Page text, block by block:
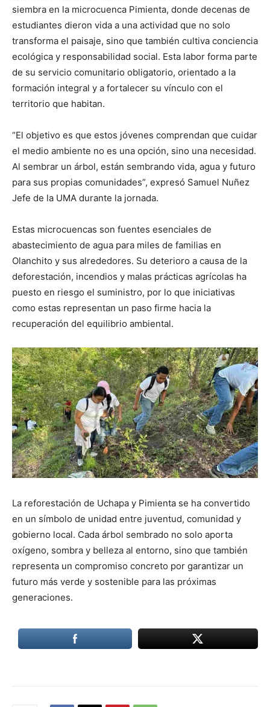
siembra en la microcuenca Pimienta, donde decenas de
estudiantes dieron vida a una actividad que no solo
transforma el paisaje, sino que también cultiva conciencia
ecológica y responsabilidad social. Esta labor forma parte
de su servicio comunitario obligatorio, orientado a la
formación integral y a fortalecer su vínculo con el
territorio que habitan.
“El objetivo es que estos jóvenes comprendan que cuidar
el medio ambiente no es una opción, sino una necesidad.
Al sembrar un árbol, están sembrando vida, agua y futuro
para sus propias comunidades”, expresó Samuel Nuñez
Jefe de la UMA durante la jornada.
Estas microcuencas son fuentes esenciales de
abastecimiento de agua para miles de familias en
Olanchito y sus alrededores. Su deterioro a causa de la
deforestación, incendios y malas prácticas agrícolas ha
puesto en riesgo el suministro, por lo que iniciativas
como estas representan un paso firme hacia la
recuperación del equilibrio ambiental.
La reforestación de Uchapa y Pimienta se ha convertido
en un símbolo de unidad entre juventud, comunidad y
gobierno local. Cada árbol sembrado no solo aporta
oxígeno, sombra y belleza al entorno, sino que también
representa un compromiso concreto por garantizar un
futuro más verde y sostenible para las próximas
generaciones.